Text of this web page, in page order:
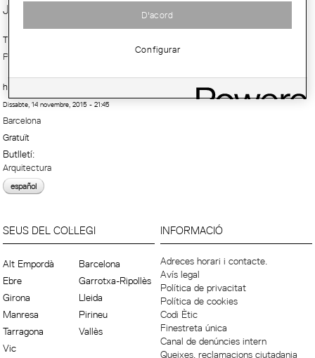
Jornades
Tria33 - Canal 33
Projecció
http://www.ccma.cat/tv3/dibuixant-el-paisatge/especial/1550/
Dissabte, 14 novembre, 2015 - 21:45
Barcelona
Gratuït
Butlletí:
Arquitectura
español
SEUS DEL COL·LEGI
Alt Empordà
Barcelona
Ebre
Garrotxa-Ripollès
Girona
Lleida
Manresa
Pirineu
Tarragona
Vallès
Vic
INFORMACIÓ
Adreces horari i contacte.
Avís legal
Política de privacitat
Política de cookies
Codi Ètic
Finestreta única
Canal de denúncies intern
Queixes, reclamacions ciutadania
D'acord
Configurar